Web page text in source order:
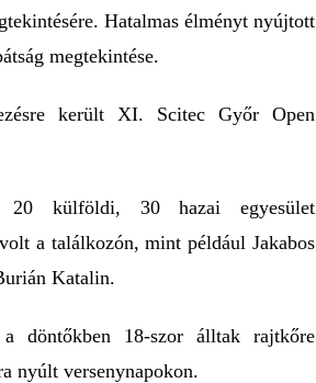
Hatalmas élményt nyújtott
megtekintése.
került XI. Scitec Győr Open
20 külföldi, 30 hazai egyesület
a találkozón, mint például Jakabos
Katalin.
döntőkben 18-szor álltak rajtkőre
nyúlt versenynapokon.